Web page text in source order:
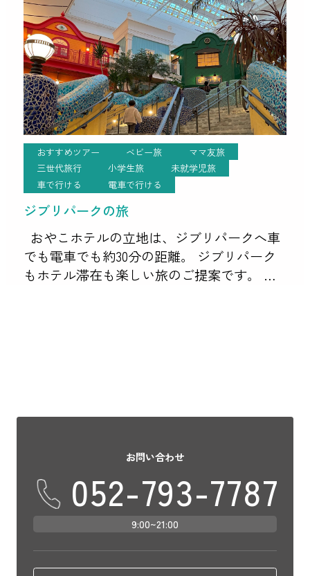
おすすめツアー ベビー旅
ママ友旅
三世代旅行
小学生旅
未就学児旅
車で行ける
電車で行ける
ジブリパークの旅
おやこホテルの立地は、ジブリパークへ車
でも電車でも約30分の距離。 ジブリパーク
もホテル滞在も楽しい旅のご提案です。 ジ
お問い合わせ
052-793-7787
9:00~21:00